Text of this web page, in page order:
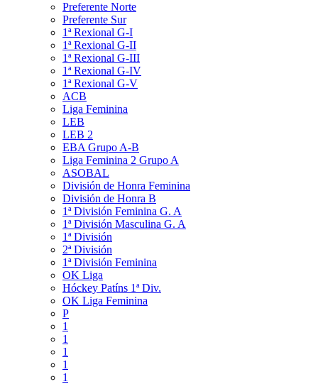
Preferente Norte
Preferente Sur
1ª Rexional G-I
1ª Rexional G-II
1ª Rexional G-III
1ª Rexional G-IV
1ª Rexional G-V
ACB
Liga Feminina
LEB
LEB 2
EBA Grupo A-B
Liga Feminina 2 Grupo A
ASOBAL
División de Honra Feminina
División de Honra B
1ª División Feminina G. A
1ª División Masculina G. A
1ª División
2ª División
1ª División Feminina
OK Liga
Hóckey Patíns 1ª Div.
OK Liga Feminina
P
1
1
1
1
1